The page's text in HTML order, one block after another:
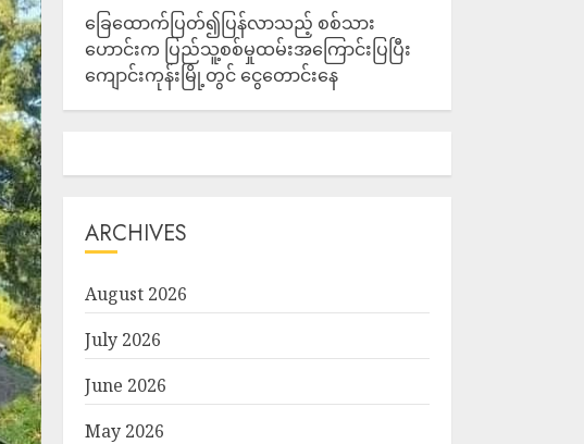
ခြေထောက်ပြတ်၍ပြန်လာသည့် စစ်သား
ဟောင်းက ပြည်သူ့စစ်မှုထမ်းအကြောင်းပြပြီး
ကျောင်းကုန်းမြို့တွင် ငွေတောင်းနေ
ARCHIVES
August 2026
July 2026
June 2026
May 2026